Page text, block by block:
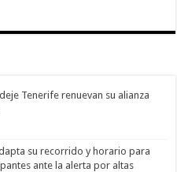
Tenerife renuevan su alianza
su recorrido y horario para
ante la alerta por altas